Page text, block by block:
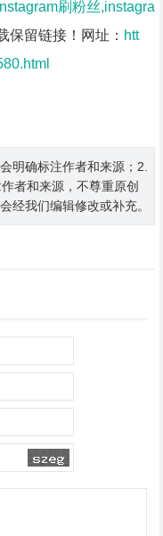
刷粉丝,instagra
保留链接！网址： htt
明确标注作者和来源；2.
者和来源，不尊重原创
经我们编辑修改或补充。